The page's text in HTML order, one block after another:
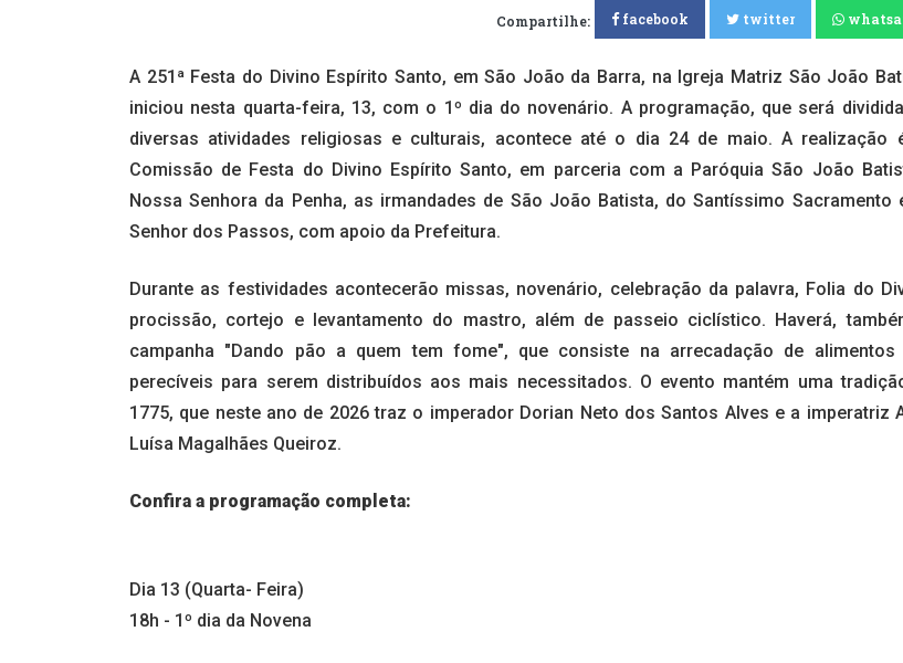
Compartilhe: facebook twitter
A 251ª Festa do Divino Espírito Santo, em São João da Barra, na Igreja Matriz São João
iniciou nesta quarta-feira, 13, com o 1º dia do novenário. A programação, que será
diversas atividades religiosas e culturais, acontece até o dia 24 de maio. A realização
Comissão de Festa do Divino Espírito Santo, em parceria com a Paróquia São João
Nossa Senhora da Penha, as irmandades de São João Batista, do Santíssimo Sacramento
Senhor dos Passos, com apoio da Prefeitura.
Durante as festividades acontecerão missas, novenário, celebração da palavra, Folia do
procissão, cortejo e levantamento do mastro, além de passeio ciclístico. Haverá,
campanha "Dando pão a quem tem fome", que consiste na arrecadação de alimentos
perecíveis para serem distribuídos aos mais necessitados. O evento mantém uma
1775, que neste ano de 2026 traz o imperador Dorian Neto dos Santos Alves e a imperatriz
Luísa Magalhães Queiroz.
Confira a programação completa:
Dia 13 (Quarta- Feira)
18h - 1º dia da Novena